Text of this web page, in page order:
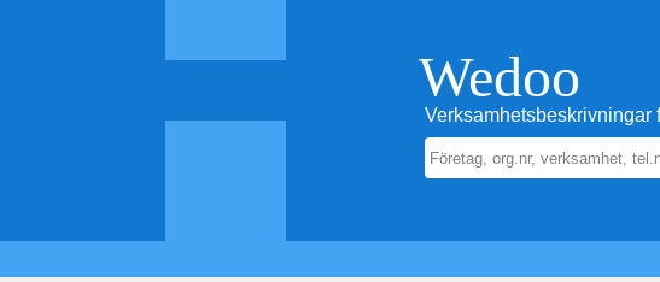
Wedoo
Verksamhetsbeskrivningar